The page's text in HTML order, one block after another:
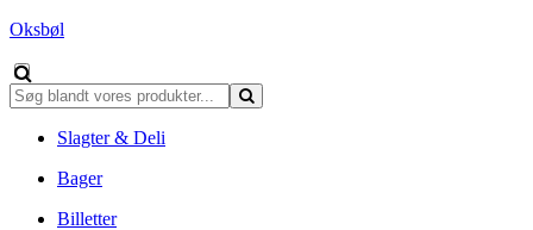
Oksbøl
Slagter & Deli
Bager
Billetter